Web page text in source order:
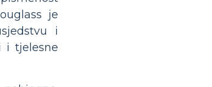
je
i
i tjelesne